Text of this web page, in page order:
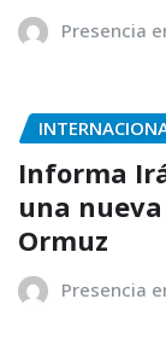
Presencia
Informa
una
Ormuz
Presencia